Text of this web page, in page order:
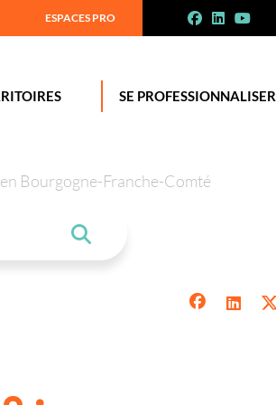
ESPACES PRO
SE PROFESSIONNALISER
Bourgogne-Franche-Comté